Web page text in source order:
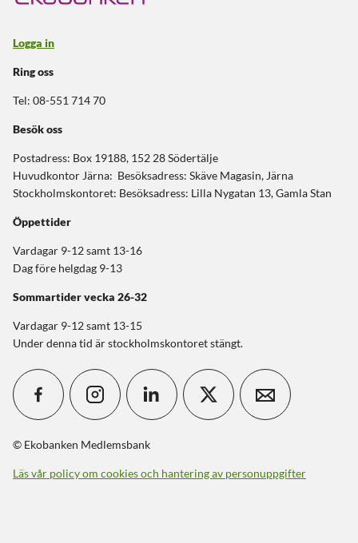
Logga in
Ring oss
Tel: 08-551 714 70
Besök oss
Postadress: Box 19188, 152 28 Södertälje
Huvudkontor Järna: Besöksadress: Skäve Magasin, Järna
Stockholmskontoret: Besöksadress: Lilla Nygatan 13, Gamla Stan
Öppettider
Vardagar 9-12 samt 13-16
Dag före helgdag 9-13
Sommartidervecka 26-32
Vardagar 9-12 samt 13-15
Under denna tid är stockholmskontoret stängt.
© Ekobanken Medlemsbank
Läs vår policy om cookies och hantering av personuppgifter